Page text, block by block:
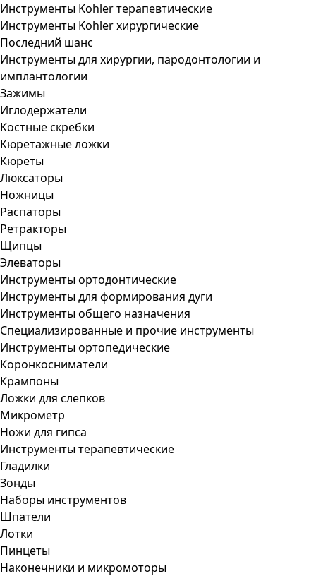
Инструменты Kohler терапевтические
Инструменты Kohler хирургические
Последний шанс
Инструменты для хирургии, пародонтологии и
имплантологии
Зажимы
Иглодержатели
Костные скребки
Кюретажные ложки
Кюреты
Люксаторы
Ножницы
Распаторы
Ретракторы
Щипцы
Элеваторы
Инструменты ортодонтические
Инструменты для формирования дуги
Инструменты общего назначения
Специализированные и прочие инструменты
Инструменты ортопедические
Коронкосниматели
Крампоны
Ложки для слепков
Микрометр
Ножи для гипса
Инструменты терапевтические
Гладилки
Зонды
Наборы инструментов
Шпатели
Лотки
Пинцеты
Наконечники и микромоторы